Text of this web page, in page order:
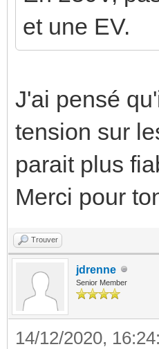
et une EV.
J'ai pensé
tension sur
parait plus
Merci pour
Trouver
jdrenne
Senior Member
14/12/2020,